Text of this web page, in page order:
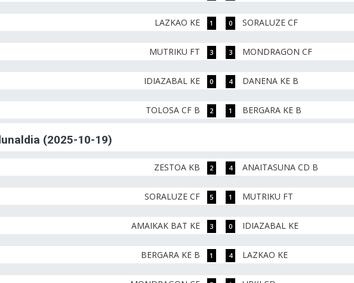
LAZKAO KE 1 0 SORALUZE CF
MUTRIKU FT 3 3 MONDRAGON CF
IDIAZABAL KE 0 4 DANENA KE B
TOLOSA CF B 2 1 BERGARA KE B
(2025-10-19)
ZESTOA KB 2 4 ANAITASUNA CD B
SORALUZE CF 5 1 MUTRIKU FT
AMAIKAK BAT KE 3 0 IDIAZABAL KE
BERGARA KE B 1 4 LAZKAO KE